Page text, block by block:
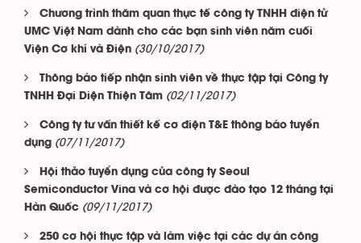
Chương trình thăm quan thực tế công ty TNHH điện tử
UMC Việt Nam dành cho các bạn sinh viên năm cuối
Viện Cơ khí và Điện (30/10/2017)
Thông báo tiếp nhận sinh viên về thực tập tại Công ty
TNHH Đại Diện Thiện Tâm (02/11/2017)
Công ty tư vấn thiết kế cơ điện T&E thông báo tuyển
dụng (07/11/2017)
Hội thảo tuyển dụng của công ty Seoul
Semiconductor Vina và cơ hội được đào tạo 12 tháng tại
Hàn Quốc (09/11/2017)
250 cơ hội thực tập và làm việc tại các dự án công